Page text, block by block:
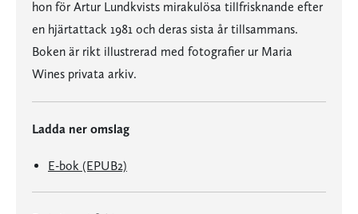
hon för Artur Lundkvists mirakulösa tillfrisknande efter
en hjärtattack 1981 och deras sista år tillsammans.
Boken är rikt illustrerad med fotografier ur Maria
Wines privata arkiv.
Ladda ner omslag
E-bok (EPUB2)